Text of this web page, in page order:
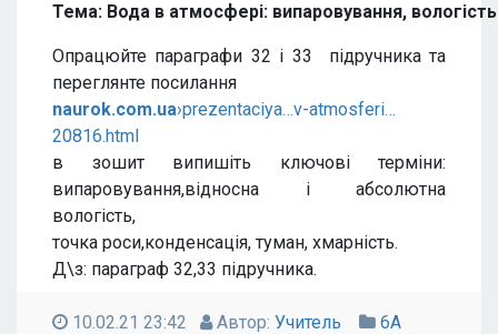
Тема: Вода в атмосфері: випаровування, вологість
Опрацюйте параграфи 32 і 33 підручника та
переглянте посилання
naurok.com.ua›prezentaciya…v-atmosferi…
20816.html
в зошит випишіть ключові терміни:
випаровування,відносна і абсолютна
вологість,
точка роси,конденсація, туман, хмарність.
Д\з: параграф 32,33 підручника.
10.02.21 23:42 Автор: Учитель
6А